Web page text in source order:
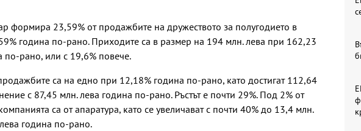
формира 23,59% от продажбите на дружеството за полугодието в
година по-рано. Приходите са в размер на 194 млн. лева при 162,23
по-рано, или с 19,6% повече.
са на едно при 12,18% година по-рано, като достигат 112,64
с 87,45 млн. лева година по-рано. Ръстът е почти 29%. Под 2% от
са от апаратура, като се увеличават с почти 40% до 13,4 млн.
година по-рано.